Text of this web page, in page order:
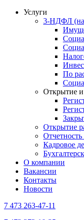
Услуги
3-НДФЛ
По
Открытие
Открытие
Кадровое
О компании
Вакансии
Контакты
Новости
7 473 263-47-11